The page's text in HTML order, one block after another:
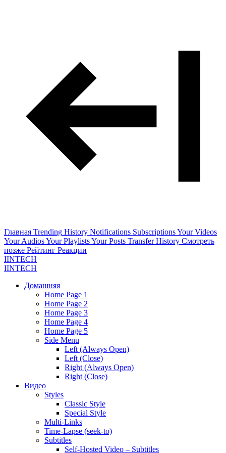
Главная Trending History Notifications SubscriptionsYour Videos
Your AudiosYour PlaylistsYour Posts Transfer History Смотреть
позже Рейтинг Реакции
IINTECH
IINTECH
Домашняя
Home Page 1
Home Page 2
Home Page 3
Home Page 4
Home Page 5
Side Menu
Left (Always Open)
Left (Close)
Right (Always Open)
Right (Close)
Видео
Styles
Classic Style
Special Style
Multi-Links
Time-Lapse (seek-to)
Subtitles
Self-Hosted Video – Subtitles